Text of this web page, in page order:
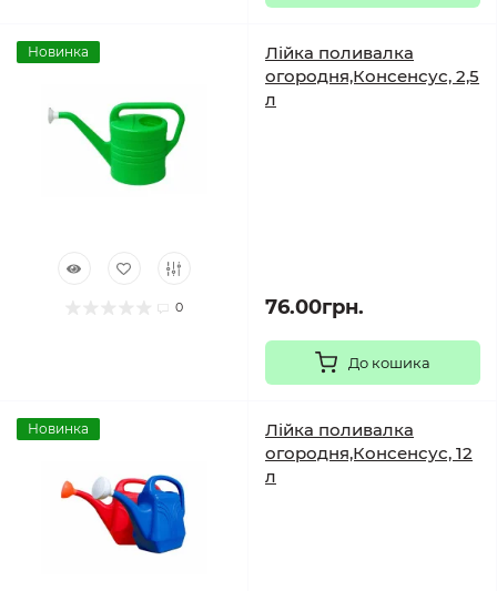
Новинка
0
Лійка поливалка
огородня,Консенсус, 2,5
л
76.00грн.
До кошика
Новинка
Лійка поливалка
огородня,Консенсус, 12
л